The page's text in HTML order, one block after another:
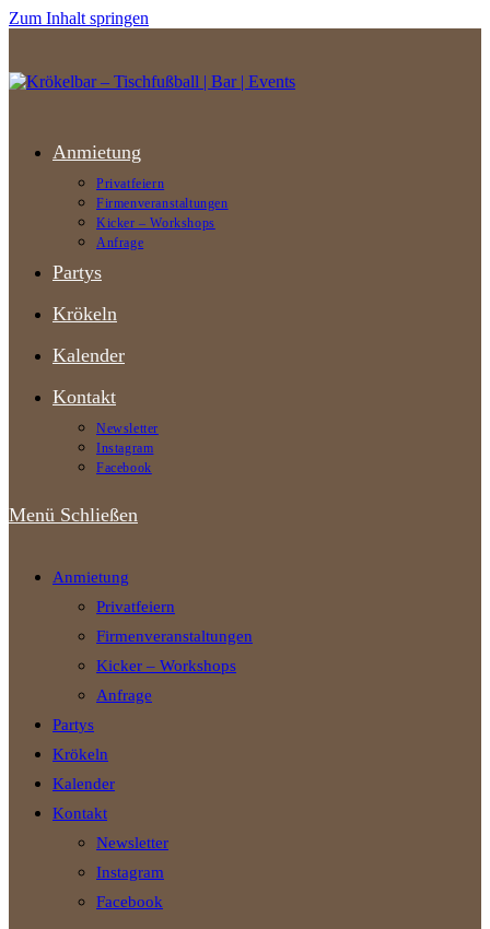
Zum Inhalt springen
Anmietung
Privatfeiern
Firmenveranstaltungen
Kicker – Workshops
Anfrage
Partys
Krökeln
Kalender
Kontakt
Newsletter
Instagram
Facebook
Menü Schließen
Anmietung
Privatfeiern
Firmenveranstaltungen
Kicker – Workshops
Anfrage
Partys
Krökeln
Kalender
Kontakt
Newsletter
Instagram
Facebook